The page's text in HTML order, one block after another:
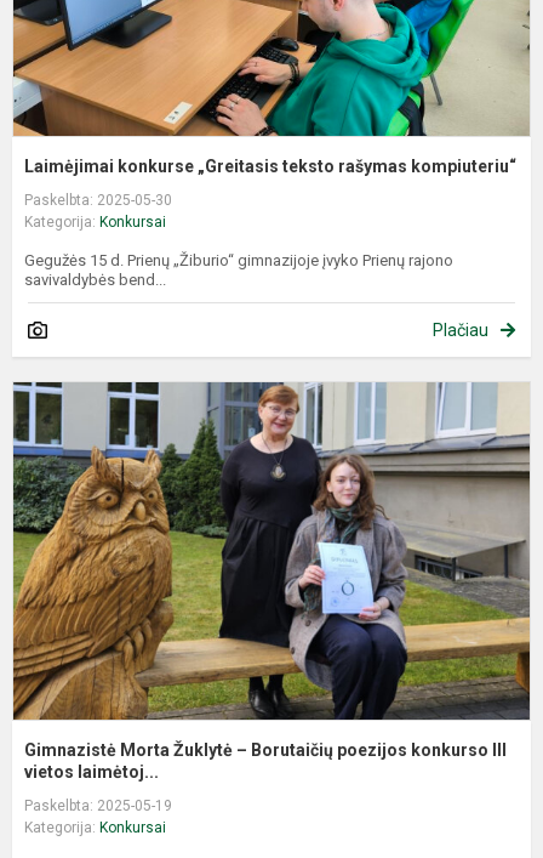
Laimėjimai konkurse „Greitasis teksto rašymas kompiuteriu“
Paskelbta: 2025-05-30
Kategorija: Konkursai
Gegužės 15 d. Prienų „Žiburio“ gimnazijoje įvyko Prienų rajono
savivaldybės bend...
Plačiau
Gimnazistė Morta Žuklytė – Borutaičių poezijos konkurso III
vietos laimėtoj...
Paskelbta: 2025-05-19
Kategorija: Konkursai